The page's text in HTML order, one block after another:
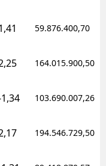
59.876.400,70
164.015.900,50
103.690.007,26
194.546.729,50